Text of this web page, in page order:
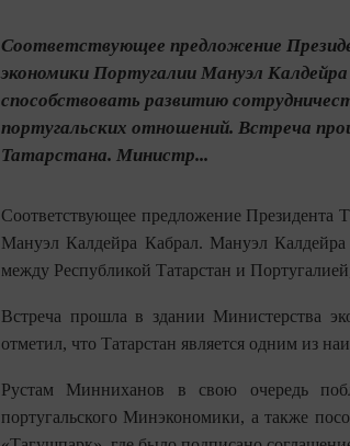
Соответствующее предложение
экономики Португалии Мануэл
способствовать развитию
португальских отношений. Встреча
Татарстана. Министр...
Соответствующее предложение Президента
Мануэл Калдейра Кабрал. Мануэл Калдейра
между Республикой Татарстан и
Встреча прошла в здании Министерства
отметил, что Татарстан является одним из
Рустам Минниханов в свою очередь
португальского Минэкономики, а также